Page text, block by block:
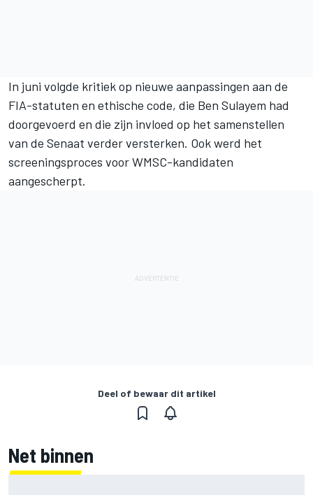
In juni volgde kritiek op nieuwe aanpassingen aan de
FIA-statuten en ethische code, die Ben Sulayem had
doorgevoerd en die zijn invloed op het samenstellen
van de Senaat verder versterken. Ook werd het
screeningsproces voor WMSC-kandidaten
aangescherpt.
Deel of bewaar dit artikel
Net binnen